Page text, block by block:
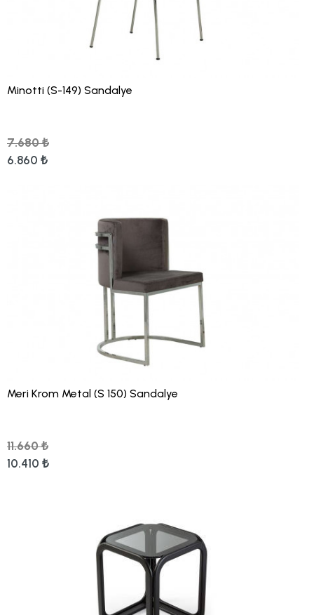
Minotti (S-149) Sandalye
7.680 ₺
6.860 ₺
Meri Krom Metal (S 150) Sandalye
11.660 ₺
10.410 ₺